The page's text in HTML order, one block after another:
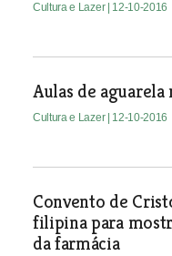
Cultura e Lazer | 12-10-2016
Aulas de
Cultura e Lazer | 12-10-2016
Convento de
filipina para
da farmácia